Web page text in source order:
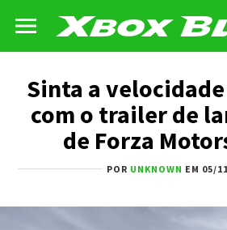
Sinta a
com o trailer de
de Forza
POR UNKNOWN EM 05/